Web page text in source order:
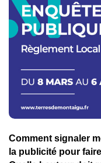
Comment signaler
la publicité pour